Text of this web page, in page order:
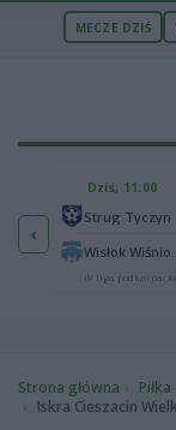
MECZE DZIŚ
‹
Podbeskidzie Bielsko-Biała2
2
Dziś, 11:00
Strug Tyczyn
IV liga
Strona główna
Iskra Cieszacin